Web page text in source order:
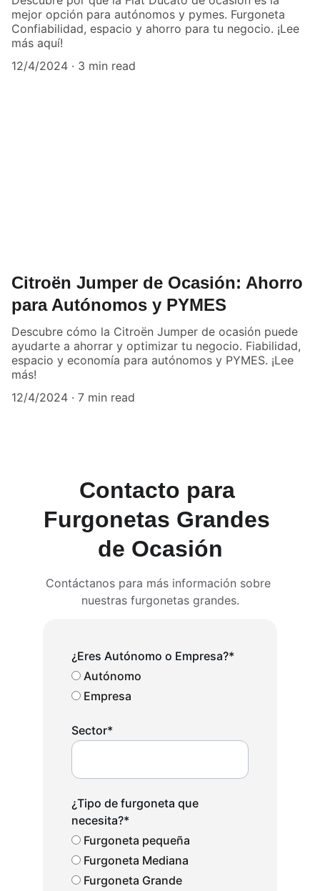
mejor opción para autónomos y pymes. Furgoneta
Confiabilidad, espacio y ahorro para tu negocio. ¡Lee
más aquí!
12/4/2024
3 min read
Citroën Jumper de Ocasión: Ahorro
para Autónomos y PYMES
Descubre cómo la Citroën Jumper de ocasión puede
ayudarte a ahorrar y optimizar tu negocio. Fiabilidad,
espacio y economía para autónomos y PYMES. ¡Lee
más!
12/4/2024
7 min read
Contacto para
Furgonetas Grandes
de Ocasión
¿Eres Autónomo o Empresa?*
Autónomo
Empresa
Sector*
¿Tipo de furgoneta que
necesita?*
Furgoneta pequeña
Furgoneta Mediana
Furgoneta Grande
Contáctanos para más información sobre
nuestras furgonetas grandes.